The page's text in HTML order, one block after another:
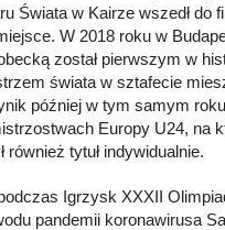
Świata w Kairze wszedł do
W 2018 roku w
został pierwszym w
świata w sztafecie
później w tym samym
Europy U24, na
również tytuł indywidualnie.
Igrzysk XXXII
pandemii koronawirusa